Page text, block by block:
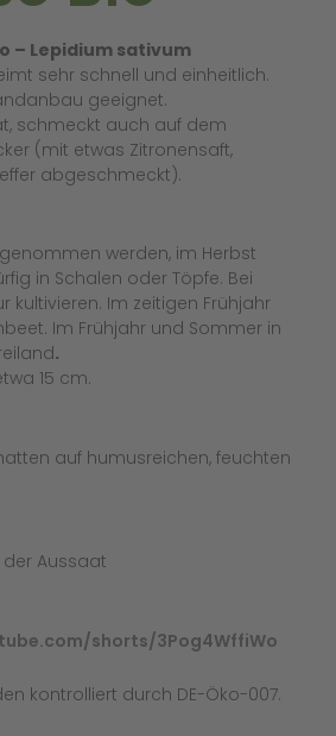
– Lepidium sativum
sehr schnell und einheitlich.
geeignet.
schmeckt auch auf dem
(mit etwas Zitronensaft,
abgeschmeckt).
werden, im Herbst
in Schalen oder Töpfe. Bei
kultivieren. Im zeitigen Frühjahr
Im Frühjahr und Sommer in
.
15 cm.
auf humusreichen, feuchten
Aussaat
shorts/3Pog4WffiWo
kontrolliert durch DE-Öko-007.